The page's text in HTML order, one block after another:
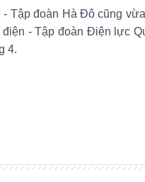
Tập đoàn Hà Đô cũng
- Tập đoàn Điện lực
4.